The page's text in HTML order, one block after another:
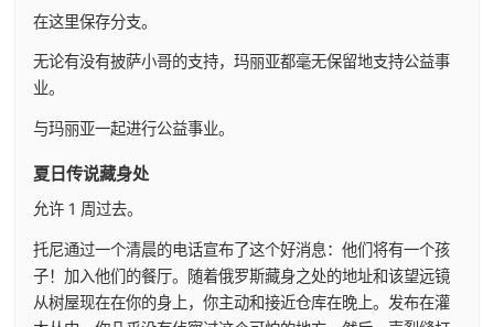
在这里保存分支。
无论有没有披萨小哥的支持，玛丽亚都毫无保留地支持公益事
业。
与玛丽亚一起进行公益事业。
夏日传说藏身处
允许 1 周过去。
托尼通过一个清晨的电话宣布了这个好消息：他们将有一个孩
子！加入他们的餐厅。随着俄罗斯藏身之处的地址和该望远镜
从树屋现在在你的身上，你主动和接近仓库在晚上。发布在灌